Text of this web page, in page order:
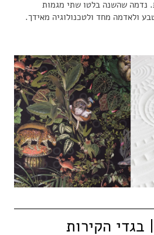
נדמה שהשנה בלטו שתי מגמות
ולאדמה מחד ולטכנולוגיה מאידך.
בגדי הקירות